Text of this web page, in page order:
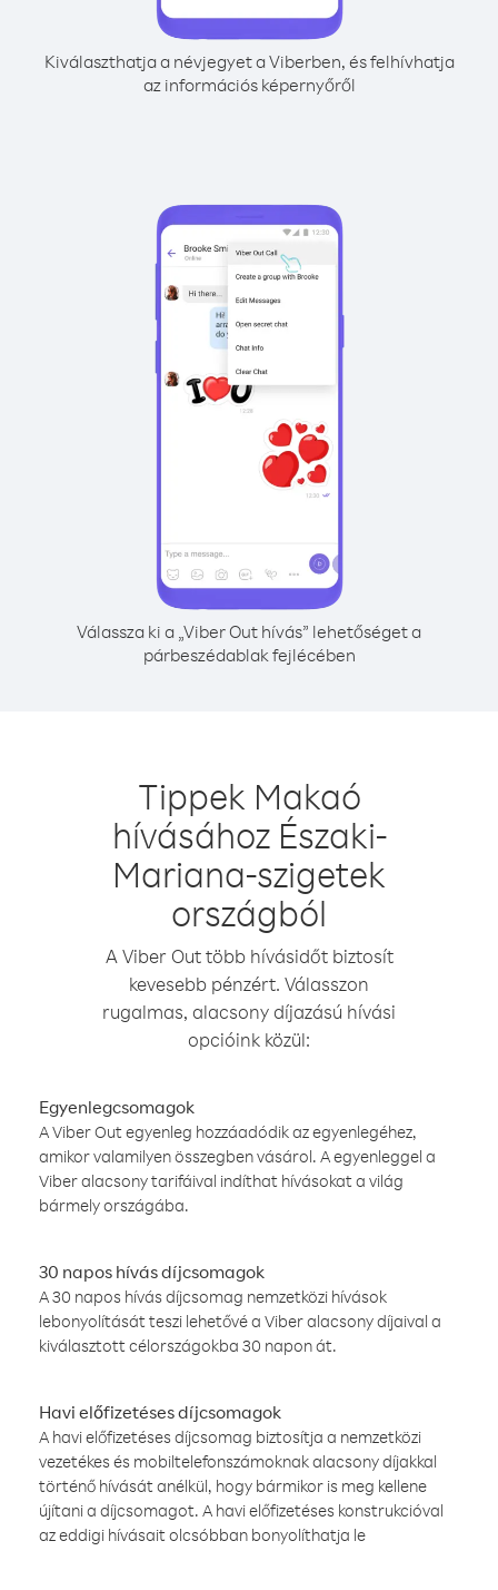
Kiválaszthatja a névjegyet a Viberben, és felhívhatja
az információs képernyőről
Válassza ki a „Viber Out hívás” lehetőséget a
párbeszédablak fejlécében
Tippek Makaó
hívásához Északi-
Mariana-szigetek
országból
A Viber Out több hívásidőt biztosít
kevesebb pénzért. Válasszon
rugalmas, alacsony díjazású hívási
opcióink közül:
Egyenlegcsomagok
A Viber Out egyenleg hozzáadódik az egyenlegéhez,
amikor valamilyen összegben vásárol. A egyenleggel a
Viber alacsony tarifáival indíthat hívásokat a világ
bármely országába.
30 napos hívás díjcsomagok
A 30 napos hívás díjcsomag nemzetközi hívások
lebonyolítását teszi lehetővé a Viber alacsony díjaival a
kiválasztott célországokba 30 napon át.
Havi előfizetéses díjcsomagok
A havi előfizetéses díjcsomag biztosítja a nemzetközi
vezetékes és mobiltelefonszámoknak alacsony díjakkal
történő hívását anélkül, hogy bármikor is meg kellene
újítani a díjcsomagot. A havi előfizetéses konstrukcióval
az eddigi hívásait olcsóbban bonyolíthatja le